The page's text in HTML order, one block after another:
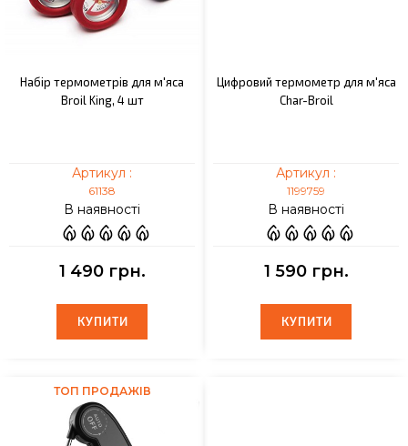
Набір термометрів для м'яса
Broil King, 4 шт
Артикул :
61138
В наявності
1 490 грн.
КУПИТИ
КУПИТИ
Цифровий термометр для м'яса
Char-Broil
Артикул :
1199759
В наявності
1 590 грн.
КУПИТИ
КУПИТИ
ТОП ПРОДАЖІВ